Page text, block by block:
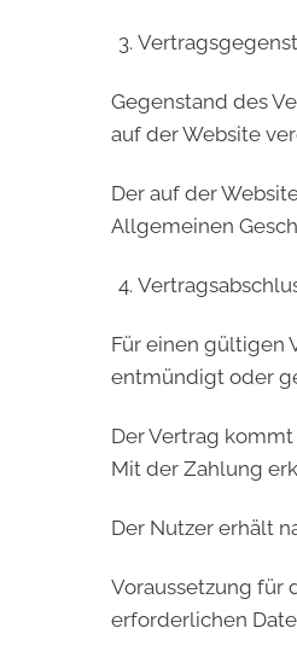
Gegenstand des
auf der Website
Der auf der
Allgemeinen
Für einen gültigen
entmündigt oder
Der Vertrag
Mit der Zahlung
Der Nutzer erhält
Voraussetzung für
erforderlichen